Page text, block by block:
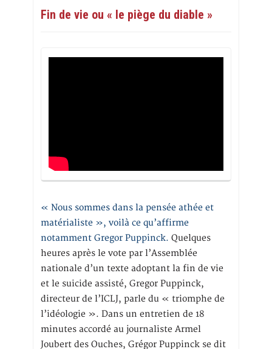
Fin de vie ou « le piège du diable »
« Nous sommes dans la pensée athée et
matérialiste », voilà ce qu’affirme
notamment Gregor Puppinck. Quelques
heures après le vote par l’Assemblée
nationale d’un texte adoptant la fin de vie
et le suicide assisté, Gregor Puppinck,
directeur de l’ICLJ, parle du « triomphe de
l’idéologie ». Dans un entretien de 18
minutes accordé au journaliste Armel
Joubert des Ouches, Grégor Puppinck se dit